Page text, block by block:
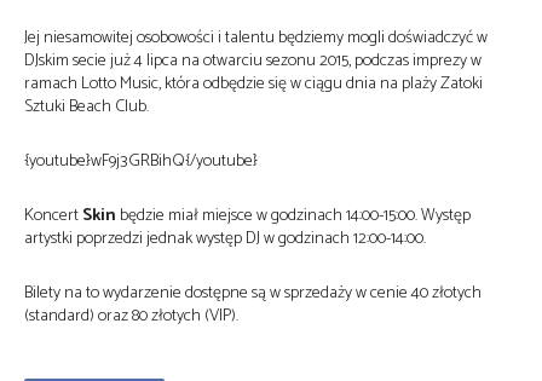
Jej niesamowitej osobowości i talentu będziemy mogli doświadczyć w
DJskim secie już 4 lipca na otwarciu sezonu 2015, podczas imprezy w
ramach Lotto Music, która odbędzie się w ciągu dnia na plaży Zatoki
Sztuki Beach Club.
{youtube}wF9j3GRBihQ{/youtube}
KoncertSkin będzie miał miejsce w godzinach 14:00-15:00. Występ
artystki poprzedzi jednak występ DJ w godzinach 12:00-14:00.
Bilety na to wydarzenie dostępne są w sprzedaży w cenie 40 złotych
(standard) oraz 80 złotych (VIP).